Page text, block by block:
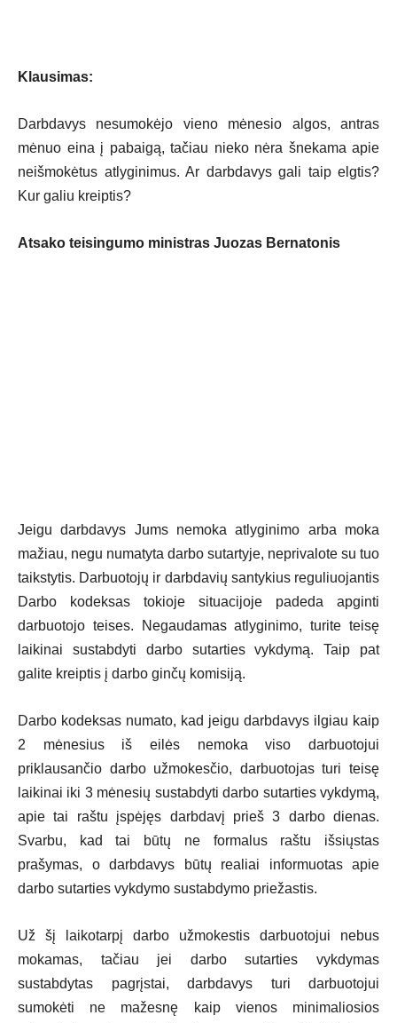
Klausimas:
Darbdavys nesumokėjo vieno mėnesio algos, antras
mėnuo eina į pabaigą, tačiau nieko nėra šnekama apie
neišmokėtus atlyginimus. Ar darbdavys gali taip elgtis?
Kur galiu kreiptis?
Atsako teisingumo ministras Juozas Bernatonis
Jeigu darbdavys Jums nemoka atlyginimo arba moka
mažiau, negu numatyta darbo sutartyje, neprivalote su tuo
taikstytis. Darbuotojų ir darbdavių santykius reguliuojantis
Darbo kodeksas tokioje situacijoje padeda apginti
darbuotojo teises. Negaudamas atlyginimo, turite teisę
laikinai sustabdyti darbo sutarties vykdymą. Taip pat
galite kreiptis į darbo ginčų komisiją.
Darbo kodeksas numato, kad jeigu darbdavys ilgiau kaip
2 mėnesius iš eilės nemoka viso darbuotojui
priklausančio darbo užmokesčio, darbuotojas turi teisę
laikinai iki 3 mėnesių sustabdyti darbo sutarties vykdymą,
apie tai raštu įspėjęs darbdavį prieš 3 darbo dienas.
Svarbu, kad tai būtų ne formalus raštu išsiųstas
prašymas, o darbdavys būtų realiai informuotas apie
darbo sutarties vykdymo sustabdymo priežastis.
Už šį laikotarpį darbo užmokestis darbuotojui nebus
mokamas, tačiau jei darbo sutarties vykdymas
sustabdytas pagrįstai, darbdavys turi darbuotojui
sumokėti ne mažesnę kaip vienos minimaliosios